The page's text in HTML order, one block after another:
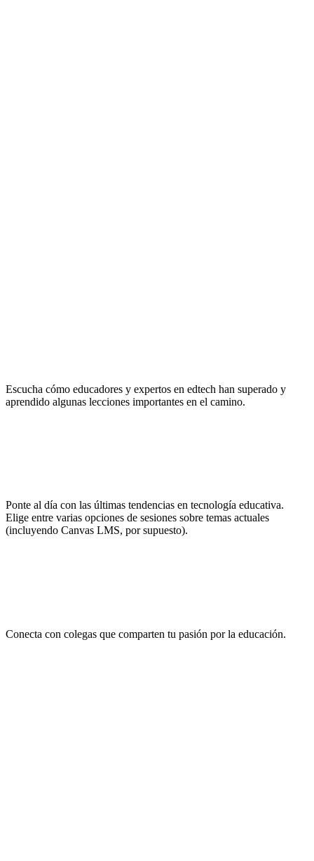
Escucha cómo educadores y expertos en edtech han superado y
aprendido algunas lecciones importantes en el camino.
Ponte al día con las últimas tendencias en tecnología educativa.
Elige entre varias opciones de sesiones sobre temas actuales
(incluyendo Canvas LMS, por supuesto).
Conecta con colegas que comparten tu pasión por la educación.